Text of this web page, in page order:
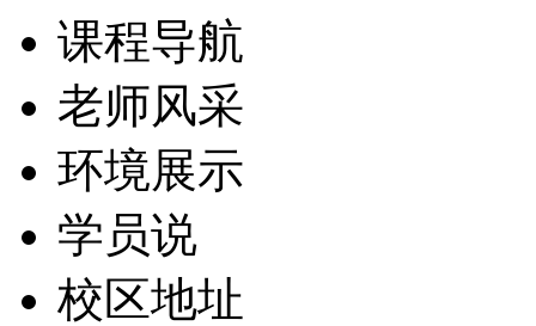
课程导航
老师风采
环境展示
学员说
校区地址